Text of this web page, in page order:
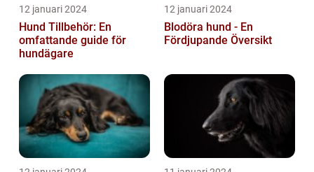
12 januari 2024
Hund Tillbehör: En
omfattande guide för
hundägare
12 januari 2024
Blodöra hund - En
Fördjupande Översikt